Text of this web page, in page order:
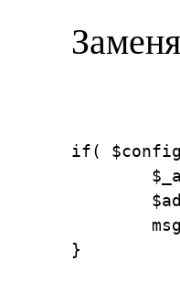
if(
}